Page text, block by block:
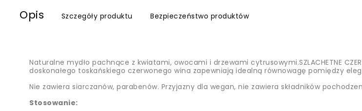
Opis Szczegóły produktu Bezpieczeństwo produktów
Naturalne mydło pachnące z kwiatami, owocami i drzewami cytrusowymi.SZLACHETNE
doskonałego toskańskiego czerwonego wina zapewniają idealną równowagę pomiędzy
Nie zawiera siarczanów, parabenów. Przyjazny dla wegan, nie zawiera składników
Stosowanie: